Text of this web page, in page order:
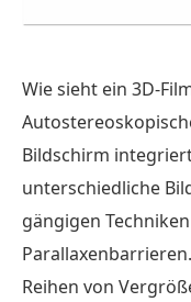
Wie sieht ein 3D-
Bildschirm
unterschiedliche
gängigen
Reihen von